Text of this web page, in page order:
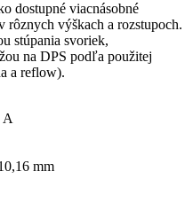
dostupné viacnásobné
rôznych výškach a rozstupoch.
stúpania svoriek,
na DPS podľa použitej
a reflow).
A
mm